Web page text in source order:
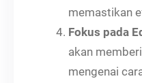
memastikan
Fokus pada
akan
mengenai